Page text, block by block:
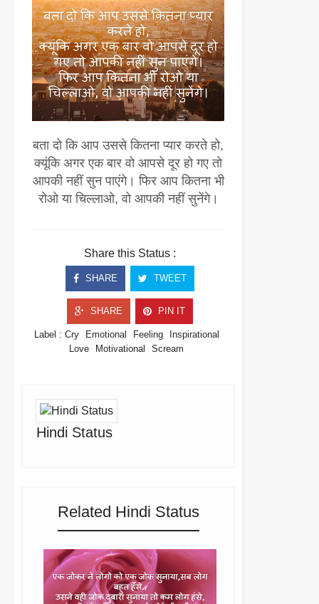
बता दो कि आप उससे कितना प्यार करते हो,
क्यूंकि अगर एक बार वो आपसे दूर हो गए तो
आपकी नहीं सुन पाएंगे। फिर आप कितना भी
रोओ या चिल्लाओ, वो आपकी नहीं सुनेंगे।
Share this Status :
SHARE TWEET
SHARE PIN IT
Label : Cry Emotional Feeling
Inspirational
Love
Motivational Scream
Hindi Status
Related Hindi Status